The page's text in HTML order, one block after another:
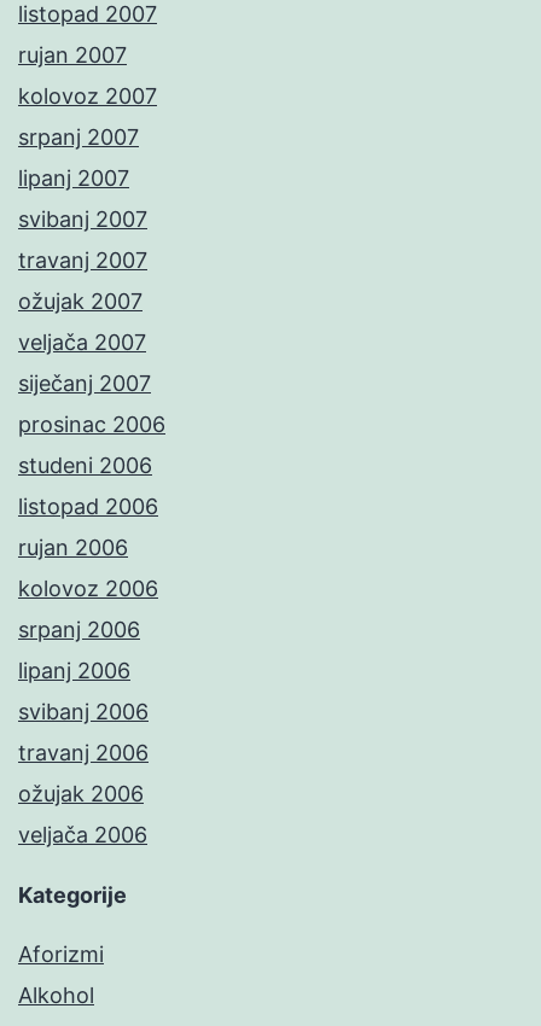
listopad 2007
rujan 2007
kolovoz 2007
srpanj 2007
lipanj 2007
svibanj 2007
travanj 2007
ožujak 2007
veljača 2007
siječanj 2007
prosinac 2006
studeni 2006
listopad 2006
rujan 2006
kolovoz 2006
srpanj 2006
lipanj 2006
svibanj 2006
travanj 2006
ožujak 2006
veljača 2006
Kategorije
Aforizmi
Alkohol